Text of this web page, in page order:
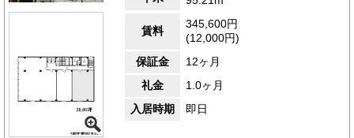
す。その一方で、再開発により新しいオフィスビルや商業施設も
増えており、伝統と先進性が共存する都市空間として発展を続け
ています。徒歩圏内には、行政機関やビジネス関連施設も多く集
まっています。横浜市役所や神奈川県庁、横浜地方裁判所などが
近くにあり、士業や法律関係、行政との取引を行う企業にとって
非常に利便性の高い立地です。また、銀行や郵便局、クリニッ
ク、ドラッグストアなどの生活関連施設も整っており、日常業務
をスムーズに行える環境が整備されています。馬車道周辺は飲食
店も充実しており、ビジネスランチや打ち合わせに利用できるカ
フェ、レストラン、ベーカリー、老舗の洋食店などが多く点在し
賃料
345,600円
(12,000円)
保証金
12ヶ月
礼金
1.0ヶ月
入居時期
即日